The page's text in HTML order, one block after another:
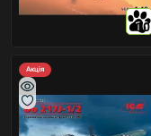
10
Акція